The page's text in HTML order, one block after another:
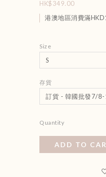
HK$349.00
港澳地區消費滿
Size
存貨
Quantity
ADD TO